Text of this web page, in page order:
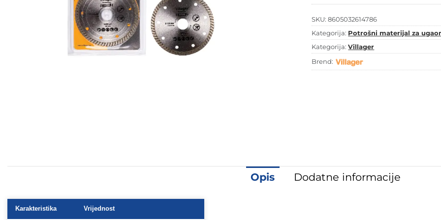
SKU:8605032614786
Kategorija: Potrošni materijal za
Kategorija:Villager
Brend:
Opis Dodatne informacije
Karakteristika Vrijednost